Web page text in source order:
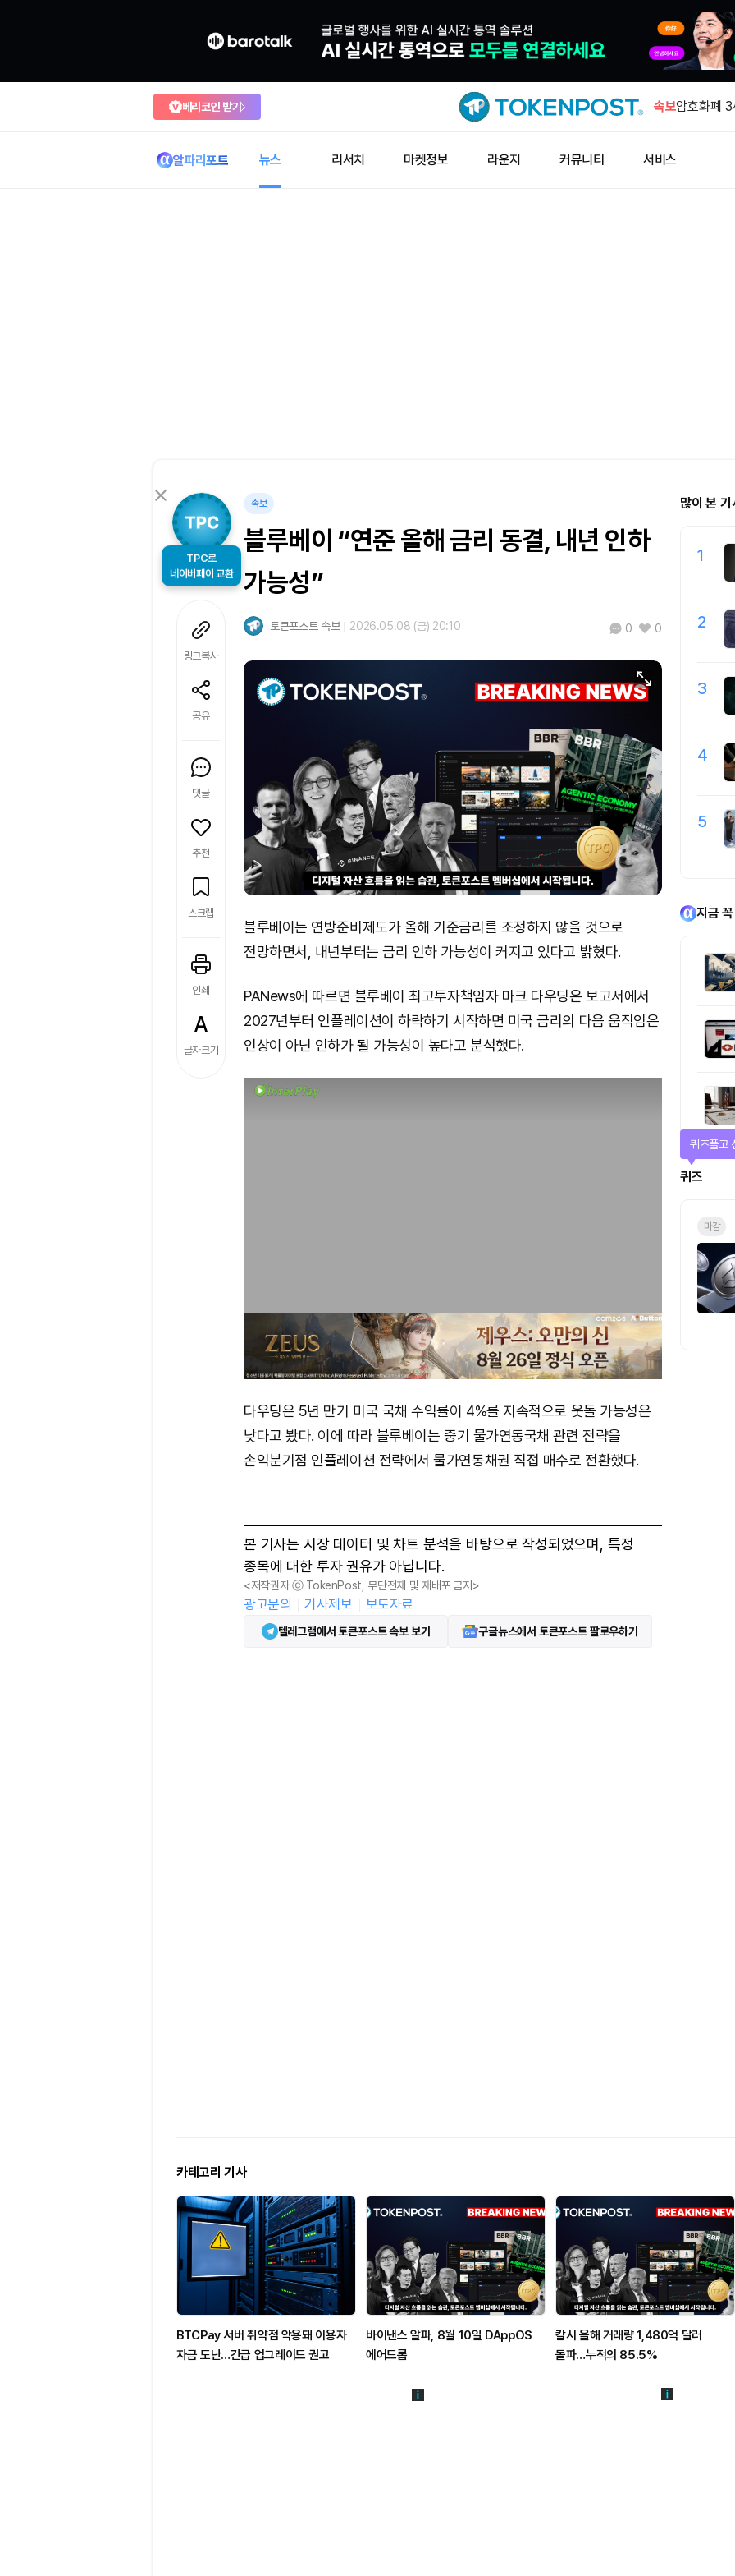
베리코인 받기 속보
미국인
암호화폐
알파리포트 뉴스 리서치 마켓정보 라운지 커뮤니티 서비스
TPC로
네이버페이 교환
링크복사
공유
댓글
추천
스크랩
인쇄
글자크기
속보
블루베이 “연준 올해 금리 동결, 내년 인하
가능성”
토큰포스트 속보 2026.05.08 (금) 20:10 0 0
블루베이는 연방준비제도가 올해 기준금리를 조정하지 않을 것으로
전망하면서, 내년부터는 금리 인하 가능성이 커지고 있다고 밝혔다.
PANews에 따르면 블루베이 최고투자책임자 마크 다우딩은 보고서에서
2027년부터 인플레이션이 하락하기 시작하면 미국 금리의 다음 움직임은
인상이 아닌 인하가 될 가능성이 높다고 분석했다.
다우딩은 5년 만기 미국 국채 수익률이 4%를 지속적으로 웃돌 가능성은
낮다고 봤다. 이에 따라 블루베이는 중기 물가연동국채 관련 전략을
손익분기점 인플레이션 전략에서 물가연동채권 직접 매수로 전환했다.
본 기사는 시장 데이터 및 차트 분석을 바탕으로 작성되었으며, 특정
종목에 대한 투자 권유가 아닙니다.
<저작권자 ⓒ TokenPost, 무단전재 및 재배포 금지>
광고문의 기사제보 보도자료
텔레그램에서 토큰포스트 속보 보기 구글뉴스에서 토큰포스트 팔로우하기
많이 본 기
1
2
3
4
5
지금
퀴즈
퀴즈풀고
마감
카테고리 기사
BTCPay 서버 취약점 악용돼 이용자
자금 도난…긴급 업그레이드 권고
바이낸스 알파, 8월 10일 DAppOS
에어드롭
칼시 올해 거래량 1,480억 달러
돌파…누적의 85.5%